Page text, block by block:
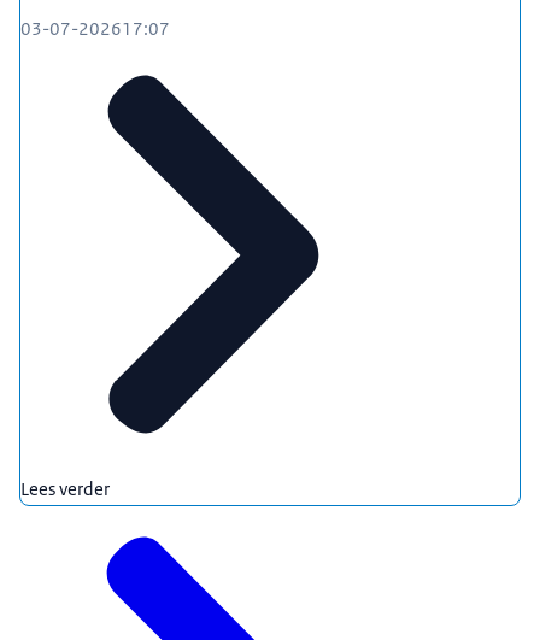
03-07-202617:07
Lees verder